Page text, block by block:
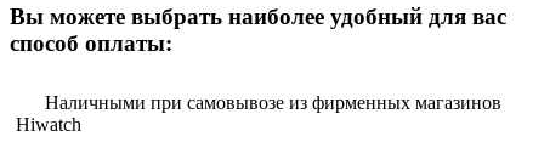
Вы можете выбрать наиболее удобный для вас
способ оплаты:
Наличными при самовывозе из фирменных магазинов
Hiwatch